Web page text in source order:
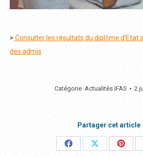
> Consulter les résultats du diplôme d’Etat
des admis
Catégorie Actualités IFAS 2
Partager cet article
PartagerPartager